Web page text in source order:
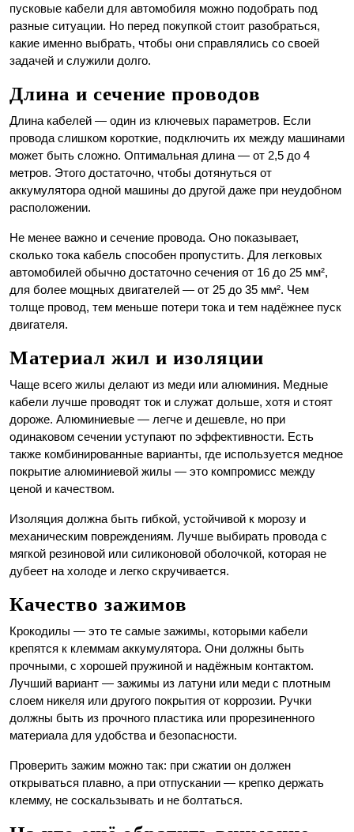
пусковые кабели для автомобиля можно подобрать под
разные ситуации. Но перед покупкой стоит разобраться,
какие именно выбрать, чтобы они справлялись со своей
задачей и служили долго.
Длина и сечение проводов
Длина кабелей — один из ключевых параметров. Если
провода слишком короткие, подключить их между машинами
может быть сложно. Оптимальная длина — от 2,5 до 4
метров. Этого достаточно, чтобы дотянуться от
аккумулятора одной машины до другой даже при неудобном
расположении.
Не менее важно и сечение провода. Оно показывает,
сколько тока кабель способен пропустить. Для легковых
автомобилей обычно достаточно сечения от 16 до 25 мм²,
для более мощных двигателей — от 25 до 35 мм². Чем
толще провод, тем меньше потери тока и тем надёжнее пуск
двигателя.
Материал жил и изоляции
Чаще всего жилы делают из меди или алюминия. Медные
кабели лучше проводят ток и служат дольше, хотя и стоят
дороже. Алюминиевые — легче и дешевле, но при
одинаковом сечении уступают по эффективности. Есть
также комбинированные варианты, где используется медное
покрытие алюминиевой жилы — это компромисс между
ценой и качеством.
Изоляция должна быть гибкой, устойчивой к морозу и
механическим повреждениям. Лучше выбирать провода с
мягкой резиновой или силиконовой оболочкой, которая не
дубеет на холоде и легко скручивается.
Качество зажимов
Крокодилы — это те самые зажимы, которыми кабели
крепятся к клеммам аккумулятора. Они должны быть
прочными, с хорошей пружиной и надёжным контактом.
Лучший вариант — зажимы из латуни или меди с плотным
слоем никеля или другого покрытия от коррозии. Ручки
должны быть из прочного пластика или прорезиненного
материала для удобства и безопасности.
Проверить зажим можно так: при сжатии он должен
открываться плавно, а при отпускании — крепко держать
клемму, не соскальзывать и не болтаться.